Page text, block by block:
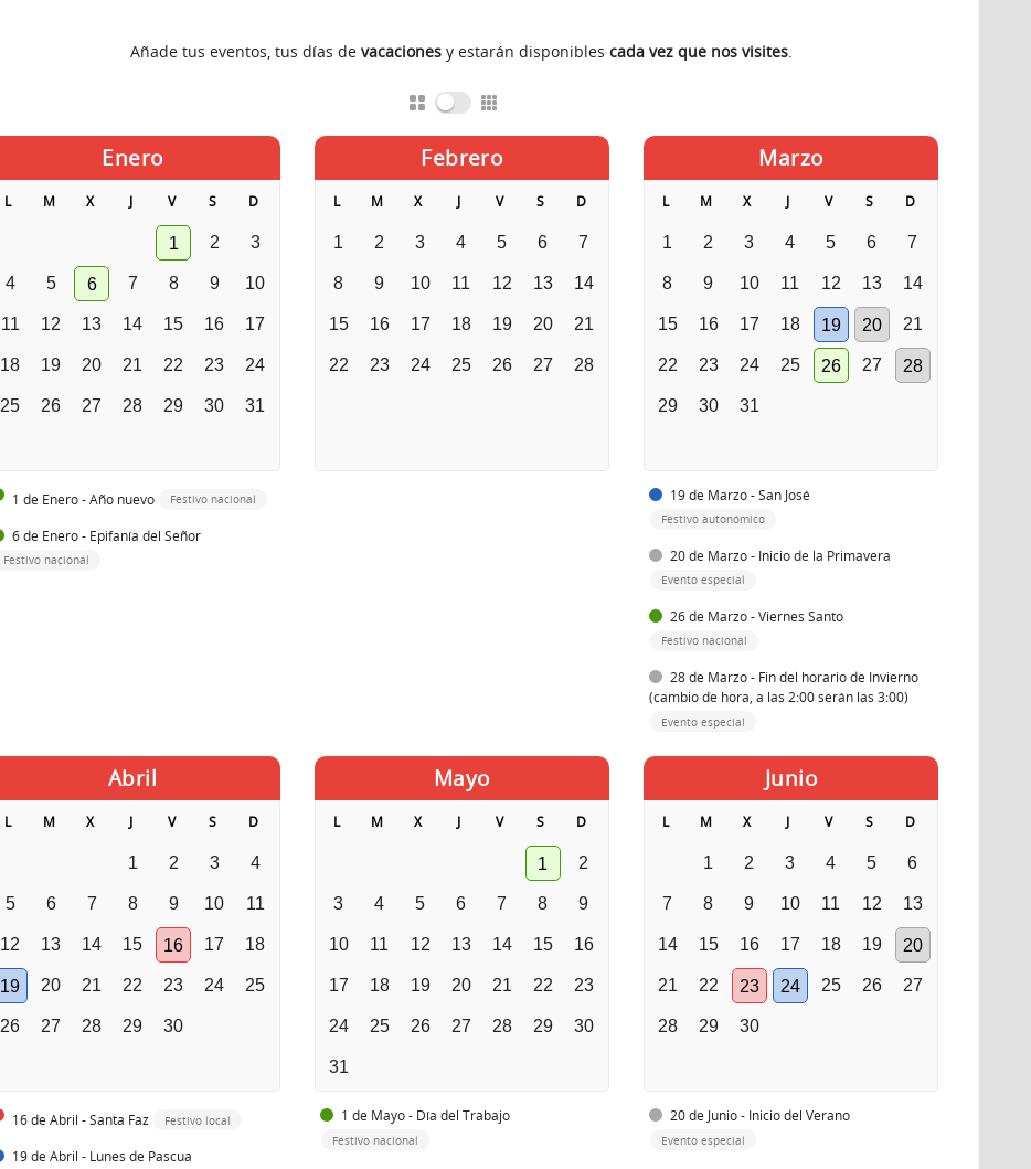
Enero
L M X J V S D
1 2 3
4 5 6 7 8 9 10
11 12 13 14 15 16 17
18 19 20 21 22 23 24
25 26 27 28 29 30 31
1 de Enero - Año nuevo Festivo nacional
6 de Enero - Epifanía del Señor
Festivo nacional
Febrero
L M X J V S D
1 2 3 4 5 6 7
8 9 10 11 12 13 14
15 16 17 18 19 20 21
22 23 24 25 26 27 28
Marzo
L M X J V S D
1 2 3 4 5 6 7
8 9 10 11 12 13 14
15 16 17 18 19 20 21
22 23 24 25 26 27 28
29 30 31
19 de Marzo - San José
Festivo autonómico
20 de Marzo - Inicio de la Primavera
Evento especial
26 de Marzo - Viernes Santo
Festivo nacional
28 de Marzo - Fin del horario de Invierno
(cambio de hora, a las 2:00 serán las 3:00)
Evento especial
Abril
L M X J V S D
1 2 3 4
5 6 7 8 9 10 11
12 13 14 15 16 17 18
19 20 21 22 23 24 25
26 27 28 29 30
16 de Abril - Santa Faz Festivo local
19 de Abril - Lunes de Pascua
Mayo
L M X J V S D
1 2
3 4 5 6 7 8 9
10 11 12 13 14 15 16
17 18 19 20 21 22 23
24 25 26 27 28 29 30
31
1 de Mayo - Día del Trabajo
Festivo nacional
Junio
L M X J V S D
1 2 3 4 5 6
7 8 9 10 11 12 13
14 15 16 17 18 19 20
21 22 23 24 25 26 27
28 29 30
20 de Junio - Inicio del Verano
Evento especial
Añade tus eventos, tus días devacaciones y estarán disponiblescada vez que nos visites